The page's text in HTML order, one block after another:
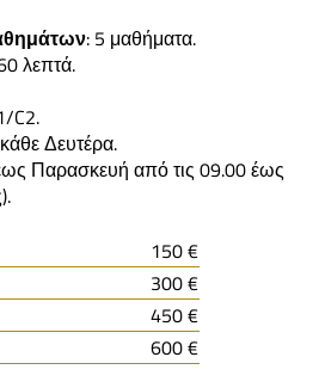
: 5 μαθήματα.
λεπτά.
C2.
Δευτέρα.
Παρασκευή από τις 09.00 έως
150 €
300 €
450 €
600 €